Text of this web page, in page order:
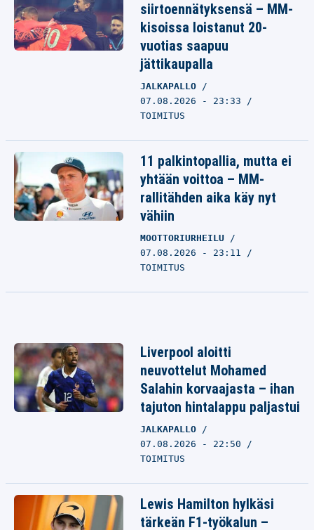
siirtoennätyksensä – MM-
kisoissa loistanut 20-
vuotias saapuu
jättikaupalla
JALKAPALLO
07.08.2026 - 23:33
TOIMITUS
11 palkintopallia, mutta ei
yhtään voittoa – MM-
rallitähden aika käy nyt
vähiin
MOOTTORIURHEILU
07.08.2026 - 23:11
TOIMITUS
Liverpool aloitti
neuvottelut Mohamed
Salahin korvaajasta – ihan
tajuton hintalappu paljastui
JALKAPALLO
07.08.2026 - 22:50
TOIMITUS
Lewis Hamilton hylkäsi
tärkeän F1-työkalun –